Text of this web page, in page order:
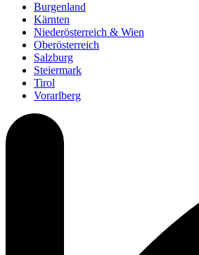
Burgenland
Kärnten
Niederösterreich & Wien
Oberösterreich
Salzburg
Steiermark
Tirol
Vorarlberg